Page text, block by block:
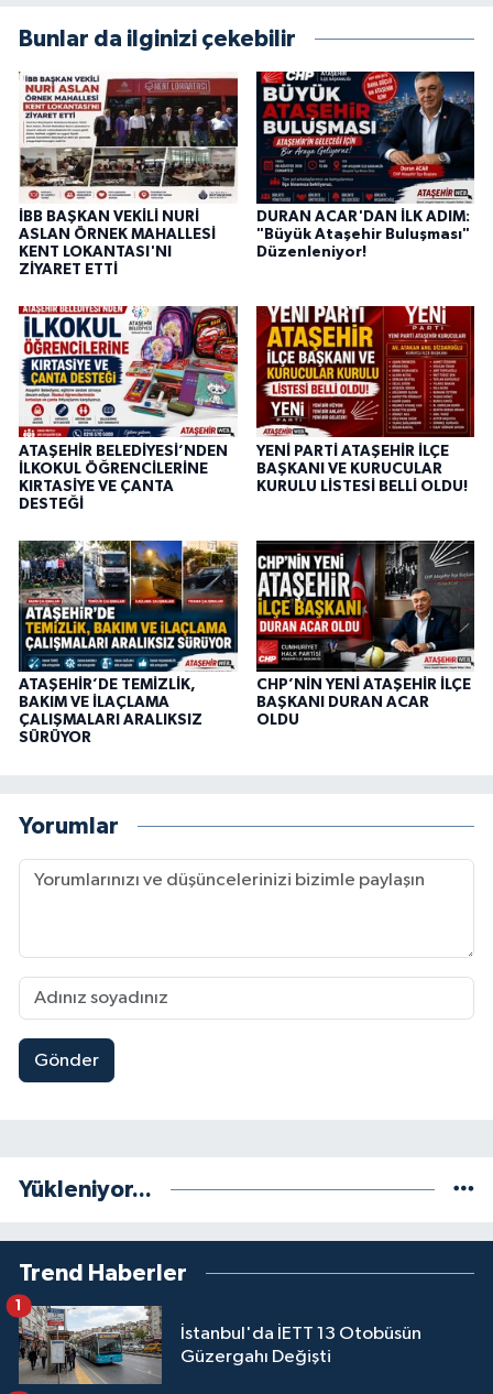
Bunlar da ilginizi çekebilir
İBB BAŞKAN VEKİLİ NURİ
ASLAN ÖRNEK MAHALLESİ
KENT LOKANTASI'NI
ZİYARET ETTİ
DURAN ACAR'DAN İLK ADIM:
"Büyük Ataşehir Buluşması"
Düzenleniyor!
ATAŞEHİR BELEDİYESİ’NDEN
İLKOKUL ÖĞRENCİLERİNE
KIRTASİYE VE ÇANTA
DESTEĞİ
YENİ PARTİ ATAŞEHİR İLÇE
BAŞKANI VE KURUCULAR
KURULU LİSTESİ BELLİ OLDU!
ATAŞEHİR’DE TEMİZLİK,
BAKIM VE İLAÇLAMA
ÇALIŞMALARI ARALIKSIZ
SÜRÜYOR
CHP’NİN YENİ ATAŞEHİR İLÇE
BAŞKANI DURAN ACAR
OLDU
Yorumlar
Gönder
Yükleniyor...
Trend Haberler
İstanbul'da İETT 13 Otobüsün
Güzergahı Değişti
1